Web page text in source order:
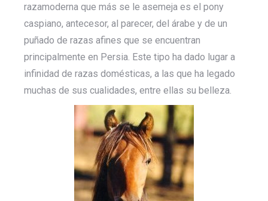
razamoderna que más se le asemeja es el pony
caspiano, antecesor, al parecer, del árabe y de un
puñado de razas afines que se encuentran
principalmente en Persia. Este tipo ha dado lugar a
infinidad de razas domésticas, a las que ha legado
muchas de sus cualidades, entre ellas su belleza.